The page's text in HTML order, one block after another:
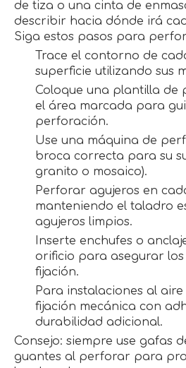
de tiza o una cinta de
describir hacia dónde irá
Siga estos pasos para
Trace el contorno de
superficie utilizando sus
Coloque una plantilla de
el área marcada para
perforación.
Use una máquina de
broca correcta para su
granito o mosaico).
Perforar agujeros en
manteniendo el taladro
agujeros limpios.
Inserte enchufes o
orificio para asegurar
fijación.
Para instalaciones al
fijación mecánica con
durabilidad adicional.
Consejo: siempre use gafas
guantes al perforar para